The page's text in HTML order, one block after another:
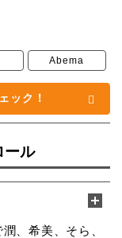
Abema
ック！
ール
、希美、そら、